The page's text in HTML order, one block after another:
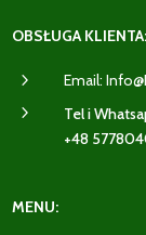
OBSŁUGA KLIENTA:
5 Email:
5
Tel i
+48
MENU: